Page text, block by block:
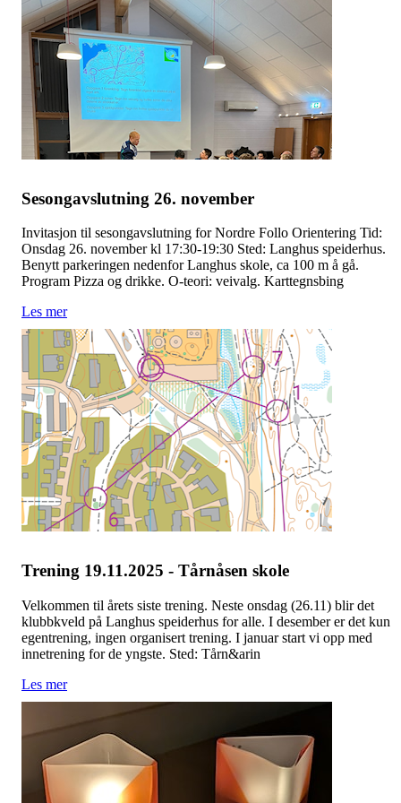
Sesongavslutning 26. november
Invitasjon til sesongavslutning for Nordre Follo Orientering Tid:
Onsdag 26. november kl 17:30-19:30 Sted: Langhus speiderhus.
Benytt parkeringen nedenfor Langhus skole, ca 100 m å gå.
Program Pizza og drikke. O-teori: veivalg. Karttegnsbing
Les mer
Trening 19.11.2025 - Tårnåsen skole
Velkommen til årets siste trening. Neste onsdag (26.11) blir det
klubbkveld på Langhus speiderhus for alle. I desember er det kun
egentrening, ingen organisert trening. I januar start vi opp med
innetrening for de yngste. Sted: Tårn&arin
Les mer